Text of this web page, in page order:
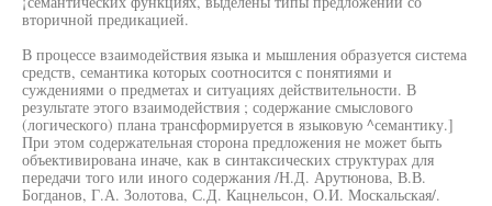
вторичной предикацией.
В процессе взаимодействия языка и мышления образуется система
средств, семантика которых соотносится с понятиями и
суждениями о предметах и ситуациях действительности. В
результате этого взаимодействия ; содержание смыслового
(логического) плана трансформируется в языковую ^семантику.]
При этом содержательная сторона предложения не может быть
объективирована иначе, как в синтаксических структурах для
передачи того или иного содержания /Н.Д. Арутюнова, В.В.
Богданов, Г.А. Золотова, С.Д. Кацнельсон, О.И. Москальская/.